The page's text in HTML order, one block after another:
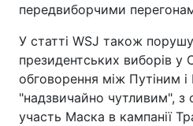
передвиборчими
У статті WSJ також
президентських виборів
обговорення між Путіним
"надзвичайно чутливим", з
участь Маска в кампанії